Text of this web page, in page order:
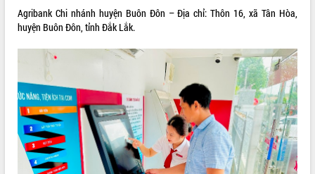
VIDEO
Không có file video nào để phát.
ALBUM ẢNH
Agribank Chi nhánh huyện Buôn Đôn – Địa chỉ: Thôn 16, xã Tân Hòa,
huyện Buôn Đôn, tỉnh Đắk Lắk.